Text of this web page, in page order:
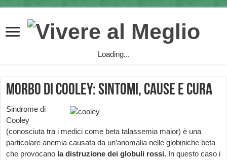
Loading...
Morbo di Cooley: sintomi, cause e cura
Sindrome di
Cooley
(conosciuta tra i medici come beta talassemia maior) è una
particolare anemia causata da un’anomalia nelle globiniche beta
che provocano la distruzione dei globuli rossi. In questo caso i